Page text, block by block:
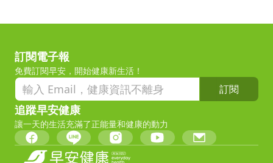
訂閱電子報
免費訂閱早安，開始健康新生活！
訂閱
追蹤早安健康
讓一天的生活充滿了正能量和健康的動力